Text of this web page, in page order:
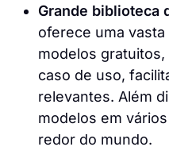
Grande biblioteca
oferece uma
modelos
caso de uso,
relevantes. Além
modelos em
redor do mundo.